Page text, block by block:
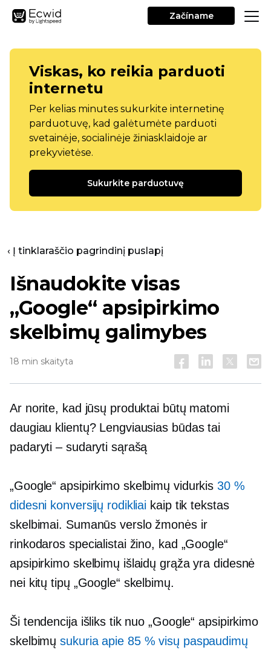
Začíname
Viskas, ko reikia parduoti
internetu
Per kelias minutes sukurkite internetinę
parduotuvę, kad galėtumėte parduoti
svetainėje, socialinėje žiniasklaidoje ar
prekyvietėse.
Sukurkite parduotuvę
‹ Į tinklaraščio pagrindinį puslapį
Išnaudokite visas
„Google“ apsipirkimo
skelbimų galimybes
18 min skaityta
Ar norite, kad jūsų produktai būtų matomi
daugiau klientų? Lengviausias būdas tai
padaryti – sudaryti sąrašą
„Google“ apsipirkimo skelbimų vidurkis30 %
didesni konversijų rodikliai kaip tik tekstas
skelbimai. Sumanūs verslo žmonės ir
rinkodaros specialistai žino, kad „Google“
apsipirkimo skelbimų išlaidų grąža yra didesnė
nei kitų tipų „Google“ skelbimų.
Ši tendencija išliks tik nuo „Google“ apsipirkimo
skelbimųsukuria apie 85 % visų paspaudimų